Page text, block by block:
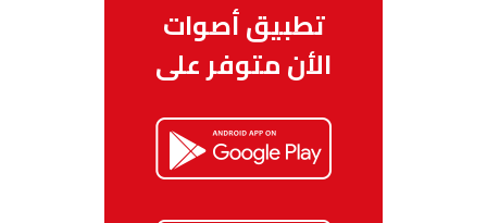
تطبيق أصوات
الأن متوفر على